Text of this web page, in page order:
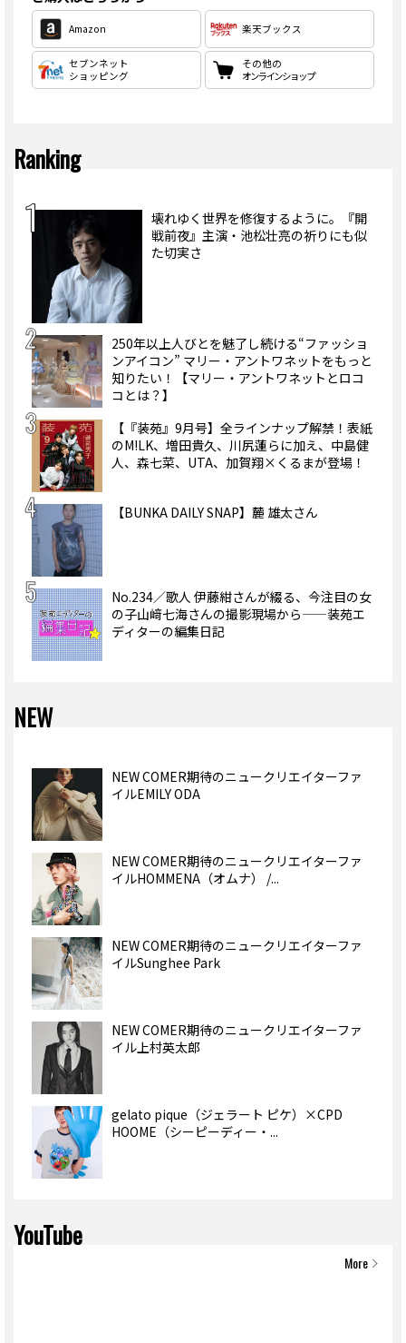
Amazon 楽天ブックス
セブンネット
ショッピング
その他の
オンラインショップ
Ranking
壊れゆく世界を修復するように。『開
戦前夜』主演・池松壮亮の祈りにも似
た切実さ
250年以上人びとを魅了し続ける“ファッショ
ンアイコン” マリー・アントワネットをもっと
知りたい！【マリー・アントワネットとロコ
コとは？】
【『装苑』9月号】全ラインナップ解禁！表紙
のM!LK、増田貴久、川尻蓮らに加え、中島健
人、森七菜、UTA、加賀翔×くるまが登場！
【BUNKA DAILY SNAP】麓 雄太さん
No.234／歌人 伊藤紺さんが綴る、今注目の女
の子山﨑七海さんの撮影現場から——装苑エ
ディターの編集日記
NEW
NEW COMER期待のニュークリエイターファ
イルEMILY ODA
NEW COMER期待のニュークリエイターファ
イルHOMMENA（オムナ） /...
NEW COMER期待のニュークリエイターファ
イルSunghee Park
NEW COMER期待のニュークリエイターファ
イル上村英太郎
gelato pique（ジェラート ピケ）×CPD
HOOME（シーピーディー・...
YouTube
More